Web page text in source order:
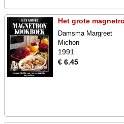
Het grote
Damsma Margreet
Michon
1991
€ 6.45